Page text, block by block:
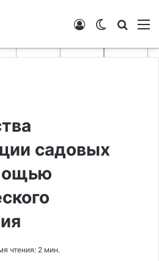
Switch skin
Войти
садовых
чтения: 2 мин.